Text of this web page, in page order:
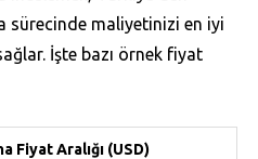
sürecinde maliyetinizi en iyi
İşte bazı örnek fiyat
Fiyat Aralığı (USD)